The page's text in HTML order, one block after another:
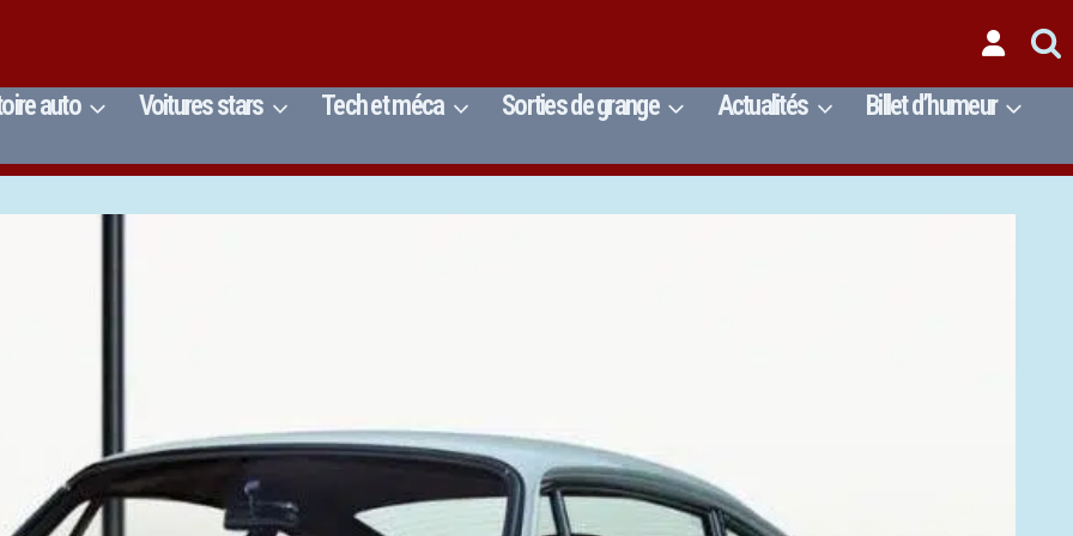
auto Voitures stars Tech et méca Sorties de grange Actualités
Billet d’humeur